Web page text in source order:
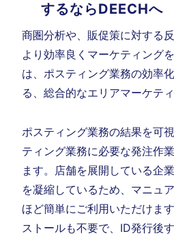
するならDEECHへ
商圏分析や、販促策に対する
より効率良くマーケティングを
は、ポスティング業務の効率
る、総合的なエリアマーケテ
ポスティング業務の結果を可
ティング業務に必要な発注作
ます。店舗を展開している企
を凝縮しているため、マニュ
ほど簡単にご利用いただけま
ストールも不要で、ID発行後